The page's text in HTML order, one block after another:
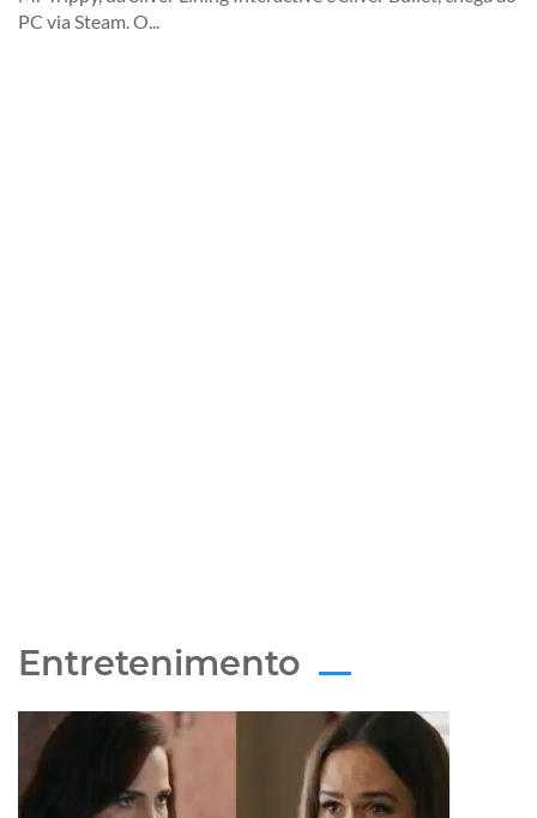
PC via Steam. O...
Entretenimento